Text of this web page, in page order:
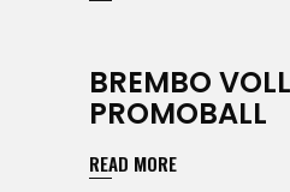
BREMBO
PROMOBALL
READ MORE